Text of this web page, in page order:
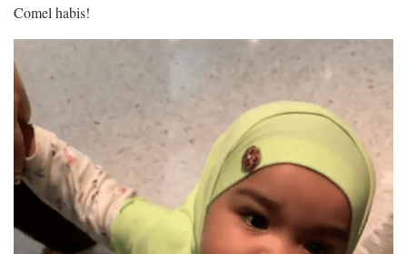
Comel habis!